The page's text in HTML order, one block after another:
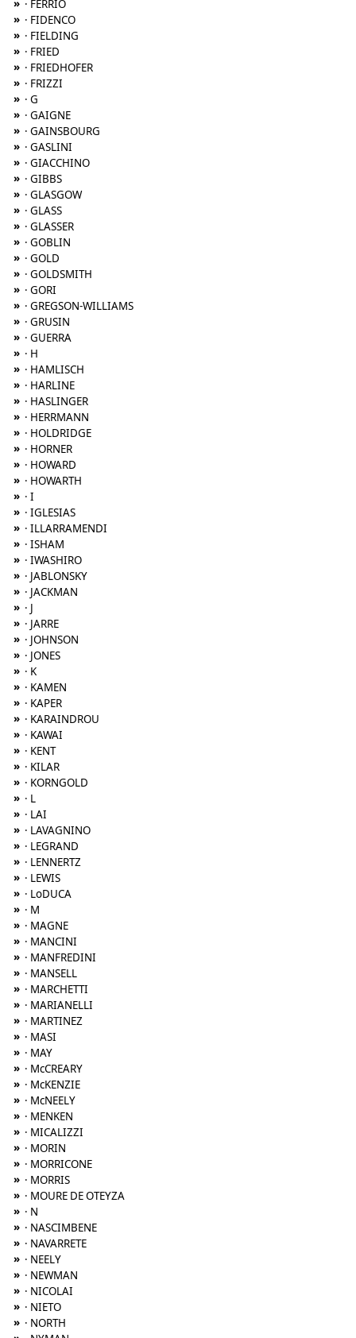
» · FERRIO
» · FIDENCO
» · FIELDING
» · FRIED
» · FRIEDHOFER
» · FRIZZI
» · G
» · GAIGNE
» · GAINSBOURG
» · GASLINI
» · GIACCHINO
» · GIBBS
» · GLASGOW
» · GLASS
» · GLASSER
» · GOBLIN
» · GOLD
» · GOLDSMITH
» · GORI
» · GREGSON-WILLIAMS
» · GRUSIN
» · GUERRA
» · H
» · HAMLISCH
» · HARLINE
» · HASLINGER
» · HERRMANN
» · HOLDRIDGE
» · HORNER
» · HOWARD
» · HOWARTH
» · I
» · IGLESIAS
» · ILLARRAMENDI
» · ISHAM
» · IWASHIRO
» · JABLONSKY
» · JACKMAN
» · J
» · JARRE
» · JOHNSON
» · JONES
» · K
» · KAMEN
» · KAPER
» · KARAINDROU
» · KAWAI
» · KENT
» · KILAR
» · KORNGOLD
» · L
» · LAI
» · LAVAGNINO
» · LEGRAND
» · LENNERTZ
» · LEWIS
» · LoDUCA
» · M
» · MAGNE
» · MANCINI
» · MANFREDINI
» · MANSELL
» · MARCHETTI
» · MARIANELLI
» · MARTINEZ
» · MASI
» · MAY
» · McCREARY
» · McKENZIE
» · McNEELY
» · MENKEN
» · MICALIZZI
» · MORIN
» · MORRICONE
» · MORRIS
» · MOURE DE OTEYZA
» · N
» · NASCIMBENE
» · NAVARRETE
» · NEELY
» · NEWMAN
» · NICOLAI
» · NIETO
» · NORTH